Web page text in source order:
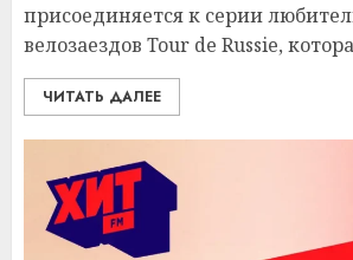
присоединяется к серии
велозаездов Tour de Russie,
ЧИТАТЬ ДАЛЕЕ